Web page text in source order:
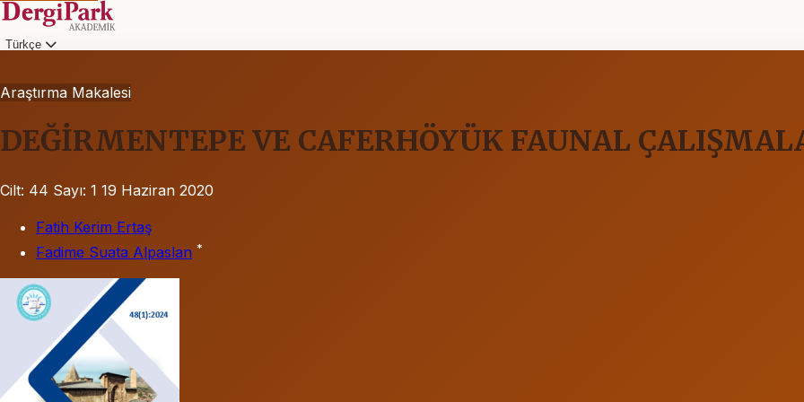
Türkçe
Araştırma Makalesi
DEĞİRMENTEPE VE CAFERHÖYÜK FAUNAL
Cilt: 44 Sayı: 1 19 Haziran 2020
Fatih Kerim Ertaş
Fadime Suata Alpaslan *